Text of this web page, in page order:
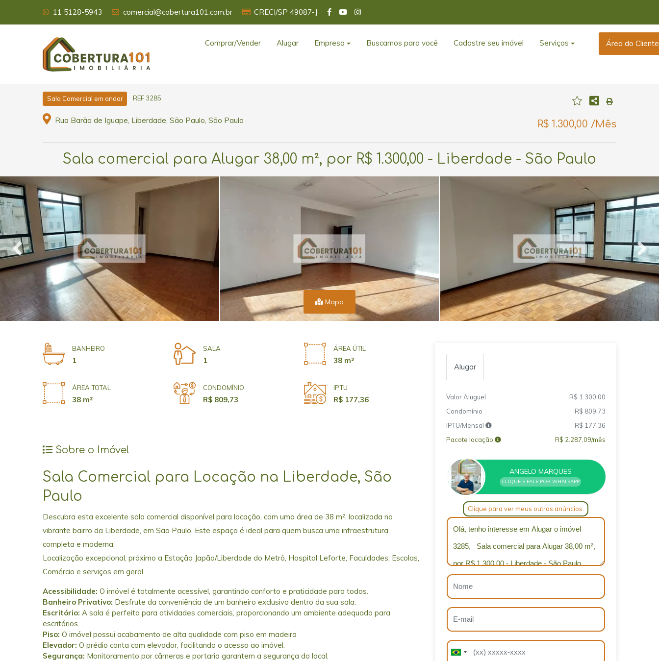
11 5128-5943 comercial@cobertura101.com.br CRECI/SP 49087-J
Comprar/Vender Alugar Empresa Buscamos para você Cadastre seu imóvel Serviços Área do Cliente
Sala Comercial em andar REF 3285
Rua Barão de Iguape, Liberdade, São Paulo, São Paulo R$ 1.300,00 /Mês
Sala comercial para Alugar 38,00 m², por R$ 1.300,00 - Liberdade - São Paulo
Mapa
BANHEIRO
1
SALA
1
ÁREA ÚTIL
38 m²
ÁREA TOTAL
38 m²
CONDOMÍNIO
R$ 809,73
IPTU
R$ 177,36
Sobre o Imóvel
Sala Comercial para Locação na Liberdade, São
Paulo
Descubra esta excelente sala comercial disponível para locação, com uma área de 38 m², localizada no
vibrante bairro da Liberdade, em São Paulo. Este espaço é ideal para quem busca uma infraestrutura
completa e moderna.
Localização excepcional, próximo a Estação Japão/Liberdade do Metrô, Hospital Leforte, Faculdades, Escolas,
Comércio e serviços em geral.
Acessibilidade: O imóvel é totalmente acessível, garantindo conforto e praticidade para todos.
Banheiro Privativo: Desfrute da conveniência de um banheiro exclusivo dentro da sua sala.
Escritório: A sala é perfeita para atividades comerciais, proporcionando um ambiente adequado para
escritórios.
Piso: O imóvel possui acabamento de alta qualidade com piso em madeira
Elevador: O prédio conta com elevador, facilitando o acesso ao imóvel.
Segurança: Monitoramento por câmeras e portaria garantem a segurança do local.
Alugar
Valor Aluguel
R$ 1.300,00
Condomínio
R$ 809,73
IPTU/Mensal
R$ 177,36
Pacote locação
R$ 2.287,09/mês
ANGELO MARQUES
CLIQUE E FALE POR WHATSAPP
Clique para ver meus outros anúncios.
B
Qual o melhor dia e horário pra você?